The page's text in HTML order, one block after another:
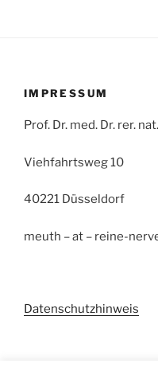
IMPRESSUM
Prof. Dr. med. Dr. rer.
Viehfahrtsweg 10
40221 Düsseldorf
meuth – at – reine-
Datenschutzhinweis